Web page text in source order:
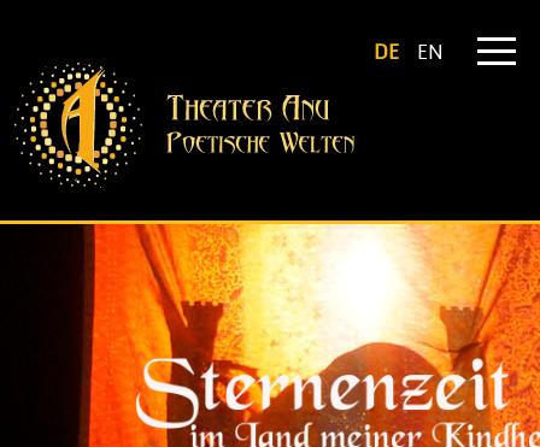
DE EN